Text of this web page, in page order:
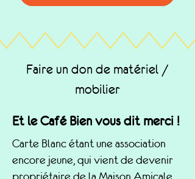
Faire un don de matériel /
mobilier
Et le Café Bien vous dit merci !
Carte Blanc étant une association
encore jeune, qui vient de devenir
propriétaire de la Maison Amicale